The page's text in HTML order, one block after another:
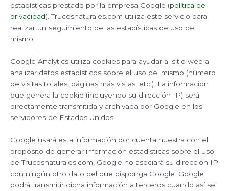
estadísticas prestado por la empresa Google (política de
privacidad). Trucosnaturales.com utiliza este servicio para
realizar un seguimiento de las estadísticas de uso del
mismo.
Google Analytics utiliza cookies para ayudar al sitio web a
analizar datos estadísticos sobre el uso del mismo (número
de visitas totales, páginas más vistas, etc.). La información
que genera la cookie (incluyendo su dirección IP) será
directamente transmitida y archivada por Google en los
servidores de Estados Unidos.
Google usará esta información por cuenta nuestra con el
propósito de generar información estadísticas sobre el uso
de Trucosnaturales.com, Google no asociará su dirección IP
con ningún otro dato del que disponga Google. Google
podrá transmitir dicha información a terceros cuando así se